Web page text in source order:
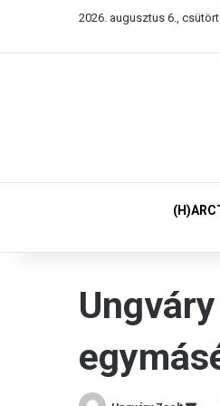
2026. augusztus 6.,